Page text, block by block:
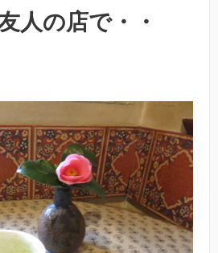
人の店で・・